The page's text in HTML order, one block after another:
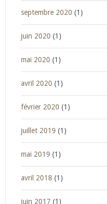
septembre 2020 (1)
juin 2020 (1)
mai 2020 (1)
avril 2020 (1)
février 2020 (1)
juillet 2019 (1)
mai 2019 (1)
avril 2018 (1)
juin 2017 (1)